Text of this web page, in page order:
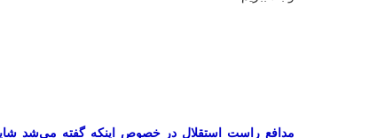
مدافع راست استقلال در خصوص اینکه گفته می‌شد